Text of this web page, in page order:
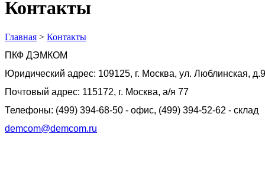
Контакты
Главная > Контакты
ПКФ ДЭМКОМ
Юридический адрес: 109125, г. Москва, ул. Люблинская,
Почтовый адрес: 115172, г. Москва, а/я 77
Телефоны: (499) 394-68-50 - офис, (499) 394-52-62 - склад
demcom@demcom.ru